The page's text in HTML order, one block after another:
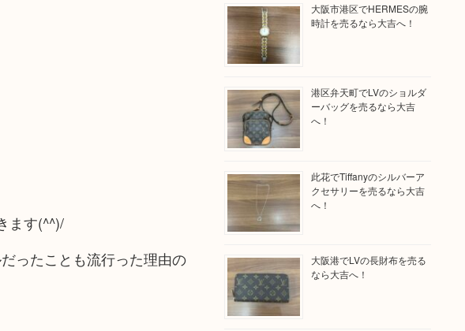
ます(^^)/
ったことも流行った理由の
大阪市港区でHERMESの腕
時計を売るなら大吉へ！
港区弁天町でLVのショルダ
ーバッグを売るなら大吉
へ！
此花でTiffanyのシルバーア
クセサリーを売るなら大吉
へ！
大阪港でLVの長財布を売る
なら大吉へ！